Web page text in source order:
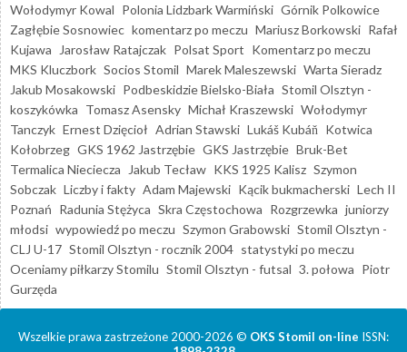
Wołodymyr Kowal Polonia Lidzbark Warmiński Górnik Polkowice
Zagłębie Sosnowiec komentarz po meczu Mariusz Borkowski Rafał
Kujawa
Jarosław Ratajczak Polsat Sport Komentarz po meczu
MKS Kluczbork Socios Stomil Marek Maleszewski Warta Sieradz
Jakub Mosakowski Podbeskidzie Bielsko-Biała Stomil Olsztyn -
koszykówka Tomasz Asensky Michał Kraszewski Wołodymyr
Tanczyk Ernest Dzięcioł Adrian Stawski Lukáš Kubáň Kotwica
Kołobrzeg GKS 1962 Jastrzębie GKS Jastrzębie Bruk-Bet
Termalica Nieciecza
Jakub Tecław KKS 1925 Kalisz Szymon
Sobczak Liczby i fakty Adam Majewski Kącik bukmacherski Lech II
Poznań Radunia Stężyca Skra Częstochowa Rozgrzewka juniorzy
młodsi wypowiedź po meczu Szymon Grabowski Stomil Olsztyn -
CLJ U-17 Stomil Olsztyn - rocznik 2004 statystyki po meczu
Oceniamy piłkarzy Stomilu Stomil Olsztyn - futsal 3. połowa Piotr
Gurzęda
Wszelkie prawa zastrzeżone 2000-2026 © OKS Stomil on-line ISSN: